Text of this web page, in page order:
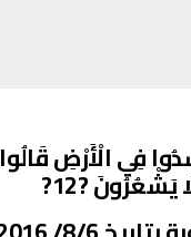
?12?